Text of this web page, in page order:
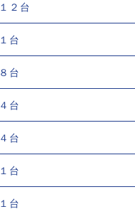
１２台
１台
８台
４台
４台
１台
１台